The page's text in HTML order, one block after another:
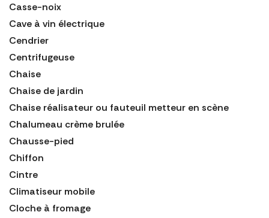
Casse-noix
Cave à vin électrique
Cendrier
Centrifugeuse
Chaise
Chaise de jardin
Chaise réalisateur ou fauteuil metteur en scène
Chalumeau crème brulée
Chausse-pied
Chiffon
Cintre
Climatiseur mobile
Cloche à fromage